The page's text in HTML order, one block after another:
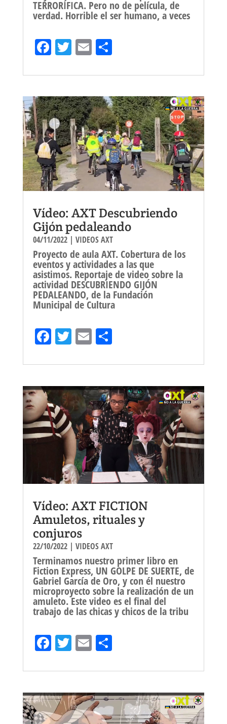
TERRORÍFICA. Pero no de película, de
verdad. Horrible el ser humano, a veces
Fa
bo
ok
T
tt
er
E
ail
Sh
e
Vídeo: AXT Descubriendo
Gijón pedaleando
04/11/2022| VIDEOS AXT
Proyecto de aula AXT. Cobertura de los
eventos y actividades a las que
asistimos. Reportaje de video sobre la
actividad DESCUBRIENDO GIJÓN
PEDALEANDO, de la Fundación
Municipal de Cultura
Fa
bo
ok
T
tt
er
E
ail
Sh
e
Vídeo: AXT FICTION
Amuletos, rituales y
conjuros
22/10/2022| VIDEOS AXT
Terminamos nuestro primer libro en
Fiction Express, UN GOLPE DE SUERTE, de
Gabriel García de Oro, y con él nuestro
microproyecto sobre la realización de un
amuleto. Este video es el final del
trabajo de las chicas y chicos de la tribu
Fa
bo
ok
T
tt
er
E
ail
Sh
e